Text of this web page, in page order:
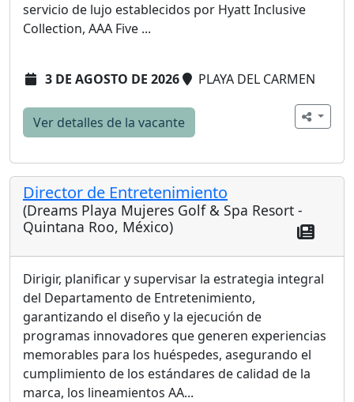
servicio de lujo establecidos por Hyatt Inclusive
Collection, AAA Five ...
3 DE AGOSTO DE 2026 PLAYA DEL CARMEN
Ver detalles de la vacante
Director de Entretenimiento
(Dreams Playa Mujeres Golf & Spa Resort -
Quintana Roo, México)
Dirigir, planificar y supervisar la estrategia integral
del Departamento de Entretenimiento,
garantizando el diseño y la ejecución de
programas innovadores que generen experiencias
memorables para los huéspedes, asegurando el
cumplimiento de los estándares de calidad de la
marca, los lineamientos AA...